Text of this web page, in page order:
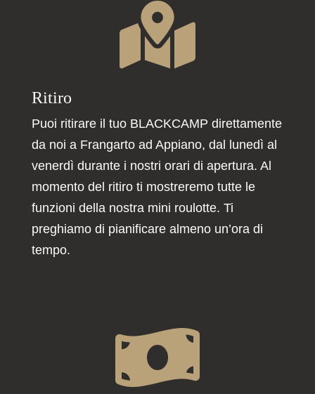

Ritiro
Puoi ritirare il tuo BLACKCAMP direttamente
da noi a Frangarto ad Appiano, dal lunedì al
venerdì durante i nostri orari di apertura. Al
momento del ritiro ti mostreremo tutte le
funzioni della nostra mini roulotte. Ti
preghiamo di pianificare almeno un’ora di
tempo.
